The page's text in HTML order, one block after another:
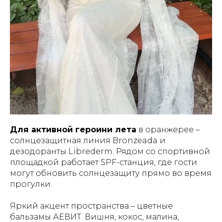
Для активной героини лета в оранжерее –
солнцезащитная линия Bronzeada и
дезодоранты Librederm. Рядом со спортивной
площадкой работает SPF-станция, где гости
могут обновить солнцезащиту прямо во время
прогулки.
Яркий акцент пространства – цветные
бальзамы АЕВИТ. Вишня, кокос, малина,